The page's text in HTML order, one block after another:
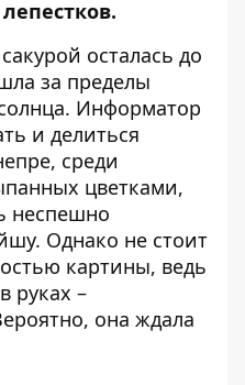
осталась до
за пределы
Информатор
и делиться
среди
цветками,
неспешно
Однако не стоит
картины, ведь
руках –
она ждала